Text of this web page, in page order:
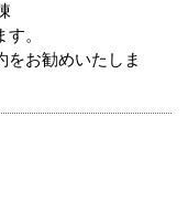
。
お勧めいたしま